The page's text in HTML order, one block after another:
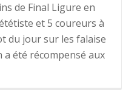
de Final Ligure en
et 5 coureurs à
du jour sur les falaise
a été récompensé aux